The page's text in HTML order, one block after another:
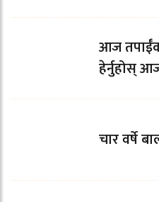
आज
हेर्नुहोस्
चार वर्षे